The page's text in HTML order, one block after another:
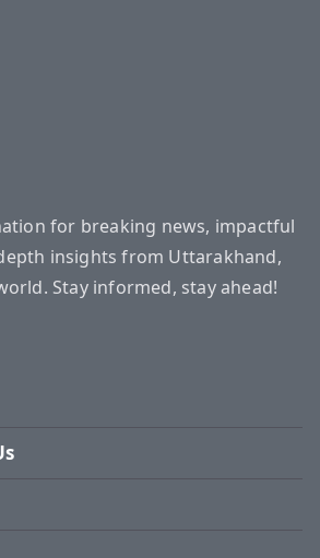
for breaking news, impactful
insights from Uttarakhand,
Stay informed, stay ahead!